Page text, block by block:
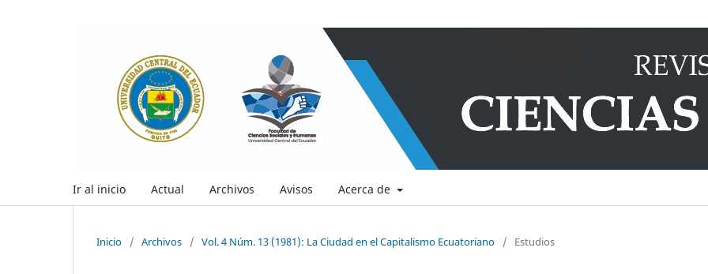
Ir al inicio Actual Archivos Avisos Acerca de
Inicio / Archivos / Vol. 4 Núm. 13 (1981): La Ciudad en el Capitalismo Ecuatoriano / Estudios